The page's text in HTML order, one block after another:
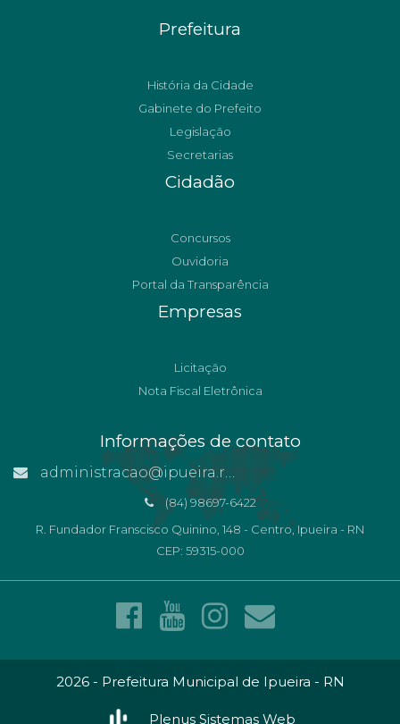
Prefeitura
História da Cidade
Gabinete do Prefeito
Legislação
Secretarias
Cidadão
Concursos
Ouvidoria
Portal da Transparência
Empresas
Licitação
Nota Fiscal Eletrônica
Informações de contato
administracao@ipueira.rn.gov.br
(84) 98697-6422
R. Fundador Franscisco Quinino, 148 - Centro, Ipueira - RN
CEP: 59315-000
2026 - Prefeitura Municipal de Ipueira - RN
Plenus Sistemas Web